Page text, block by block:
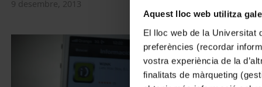
Aquest lloc web utilitza
El lloc web de la Universitat
preferències (recordar
vostra experiència de la
finalitats de màrqueting
9 desembre, 2013
18 setembre,